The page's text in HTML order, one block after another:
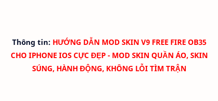
Thông tin: HƯỚNG DẪN MOD SKIN V9FREE FIRE OB35
CHO IPHONE IOS CỰC ĐẸP - MOD SKIN QUẦN ÁO, SKIN
SÚNG, HÀNH ĐỘNG, KHÔNG LỖI TÌM TRẬN